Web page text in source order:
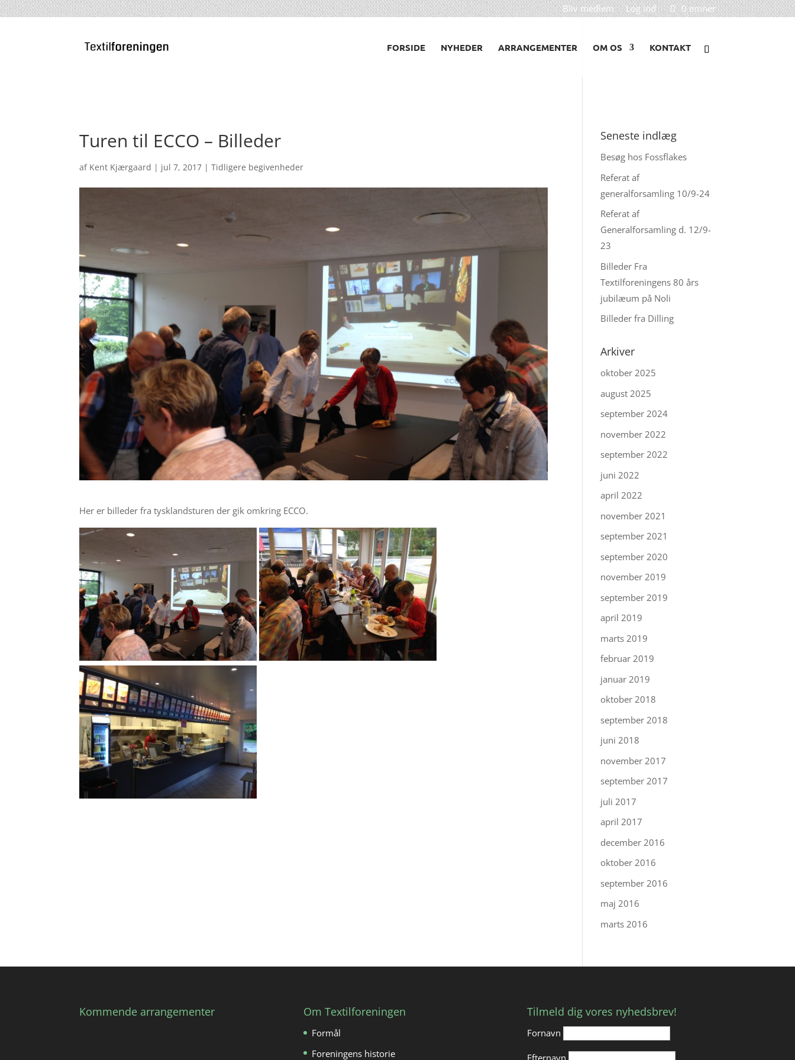
Bliv medlem Log ind 0 emner
FORSIDE NYHEDER ARRANGEMENTER OM OS KONTAKT
Turen til ECCO – Billeder
af Kent Kjærgaard | jul 7, 2017 |Tidligere begivenheder
Her er billeder fra tysklandsturen der gik omkring ECCO.
Seneste indlæg
Besøg hos Fossflakes
Referat af
generalforsamling 10/9-24
Referat af
Generalforsamling d. 12/9-
23
Billeder Fra
Textilforeningens 80 års
jubilæum på Noli
Billeder fra Dilling
Arkiver
oktober 2025
august 2025
september 2024
november 2022
september 2022
juni 2022
april 2022
november 2021
september 2021
september 2020
november 2019
september 2019
april 2019
marts 2019
februar 2019
januar 2019
oktober 2018
september 2018
juni 2018
november 2017
september 2017
juli 2017
april 2017
december 2016
oktober 2016
september 2016
maj 2016
marts 2016
Kommende arrangementer Om Textilforeningen
Formål
Foreningens historie
Tilmeld dig vores nyhedsbrev!
Fornavn
Efternavn